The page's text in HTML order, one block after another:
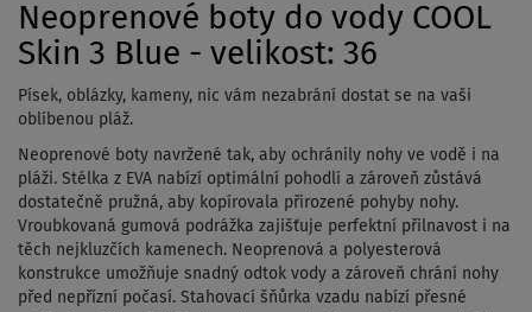
Neoprenové boty do vody COOL
Skin 3 Blue - velikost: 36
Písek, oblázky, kameny, nic vám nezabrání dostat se na vaši
oblíbenou pláž.
Neoprenové boty navržené tak, aby ochránily nohy ve vodě i na
pláži. Stélka z EVA nabízí optimální pohodlí a zároveň zůstává
dostatečně pružná, aby kopírovala přirozené pohyby nohy.
Vroubkovaná gumová podrážka zajišťuje perfektní přilnavost i na
těch nejkluzčích kamenech. Neoprenová a polyesterová
konstrukce umožňuje snadný odtok vody a zároveň chrání nohy
před nepřízní počasí. Stahovací šňůrka vzadu nabízí přesné